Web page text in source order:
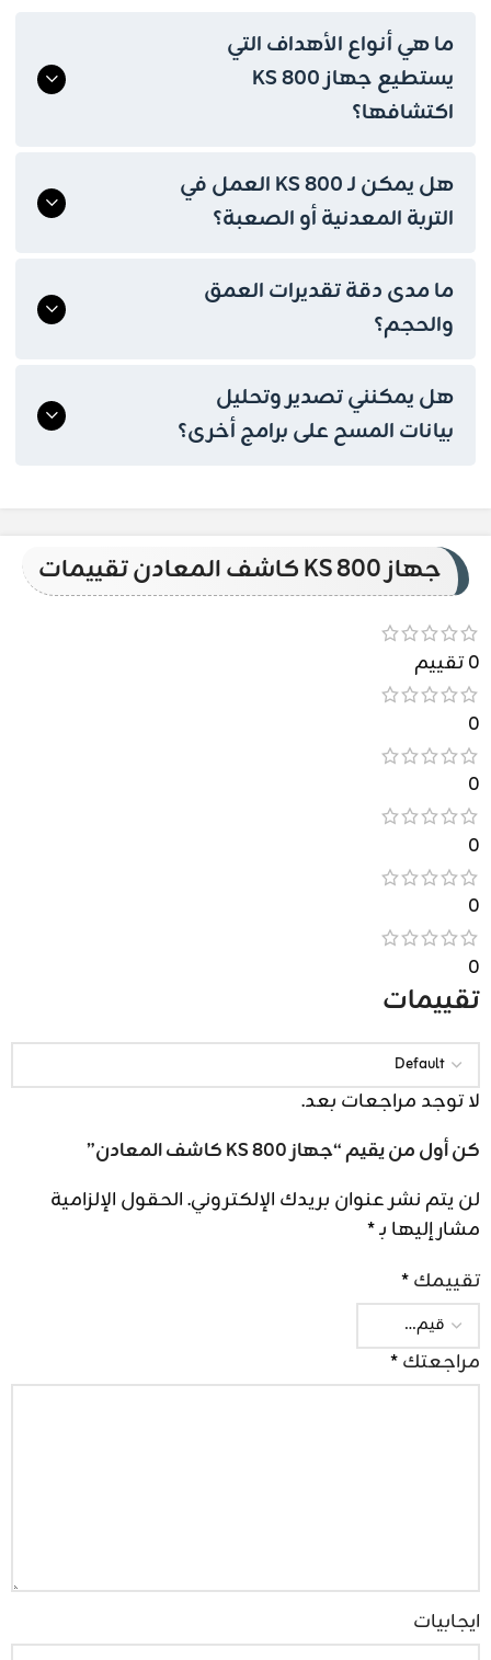
ما هي أنواع الأهداف التي
يستطيع جهاز KS 800
اكتشافها؟
هل يمكن لـ KS 800 العمل في
التربة المعدنية أو الصعبة؟
ما مدى دقة تقديرات العمق
والحجم؟
هل يمكنني تصدير وتحليل
بيانات المسح على برامج أخرى؟
جهاز KS 800 كاشف المعادن تقييمات
0 تقييم
0
0
0
0
0
تقييمات
لا توجد مراجعات بعد.
كن أول من يقيم “جهاز KS 800 كاشف المعادن”
لن يتم نشر عنوان بريدك الإلكتروني.الحقول الإلزامية
مشار إليها بـ*
تقييمك*
مراجعتك*
ايجابيات